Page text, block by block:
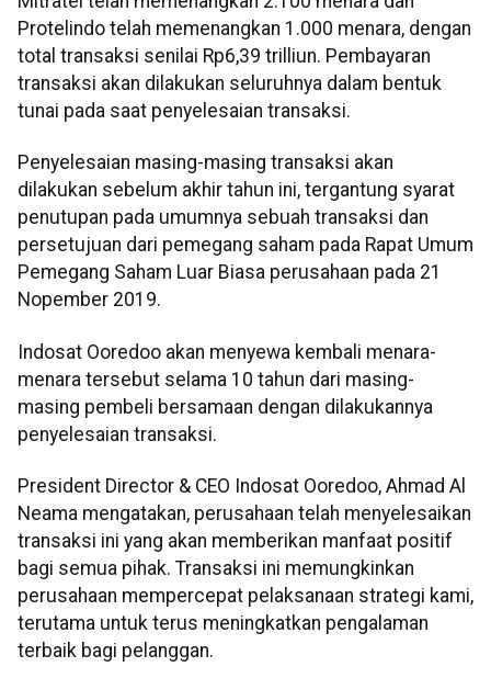
Protelindo telah memenangkan 1.000 menara, dengan
total transaksi senilai Rp6,39 trilliun. Pembayaran
transaksi akan dilakukan seluruhnya dalam bentuk
tunai pada saat penyelesaian transaksi.
Penyelesaian masing-masing transaksi akan
dilakukan sebelum akhir tahun ini, tergantung syarat
penutupan pada umumnya sebuah transaksi dan
persetujuan dari pemegang saham pada Rapat Umum
Pemegang Saham Luar Biasa perusahaan pada 21
Nopember 2019.
Indosat Ooredoo akan menyewa kembali menara-
menara tersebut selama 10 tahun dari masing-
masing pembeli bersamaan dengan dilakukannya
penyelesaian transaksi.
President Director & CEO Indosat Ooredoo, Ahmad Al
Neama mengatakan, perusahaan telah menyelesaikan
transaksi ini yang akan memberikan manfaat positif
bagi semua pihak. Transaksi ini memungkinkan
perusahaan mempercepat pelaksanaan strategi kami,
terutama untuk terus meningkatkan pengalaman
terbaik bagi pelanggan.